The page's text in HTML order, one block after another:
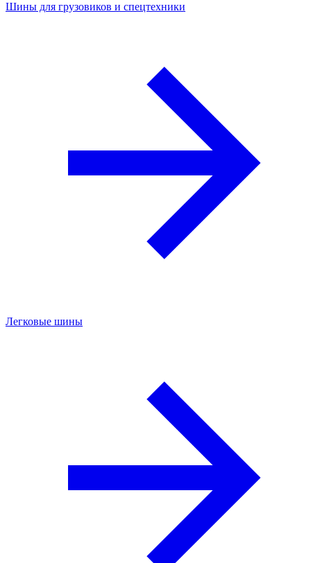
Шины для грузовиков и спецтехники
Легковые шины